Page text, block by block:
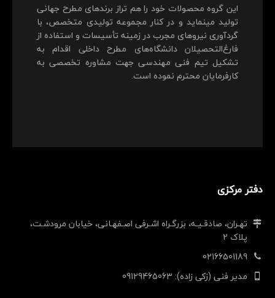
این گروه محصولات خود را هم تراز برندهای مطرح جهانی
تولید می‎نماید و در کنار مجموعه تولیدی متخصص، با
گردآوری نیروهای مجرب در زمینه تأسیسات و استفاده از
فارغ‌التحصیلان دانشگاه‌های مطرح داخلی اقدام به
تشکیل تیم فنی مهندسی جهت مشاوره تخصصی به
کارفرمایان محترم نموده است.
دفتر مرکزی
تهـران، صادقـیـه، بزرگـراه اشـرفی اصـفهـانی، خیابان مرودشـت،
پلاک 2
02166501189
مدیر فنی (زکی زاده): 09129465063